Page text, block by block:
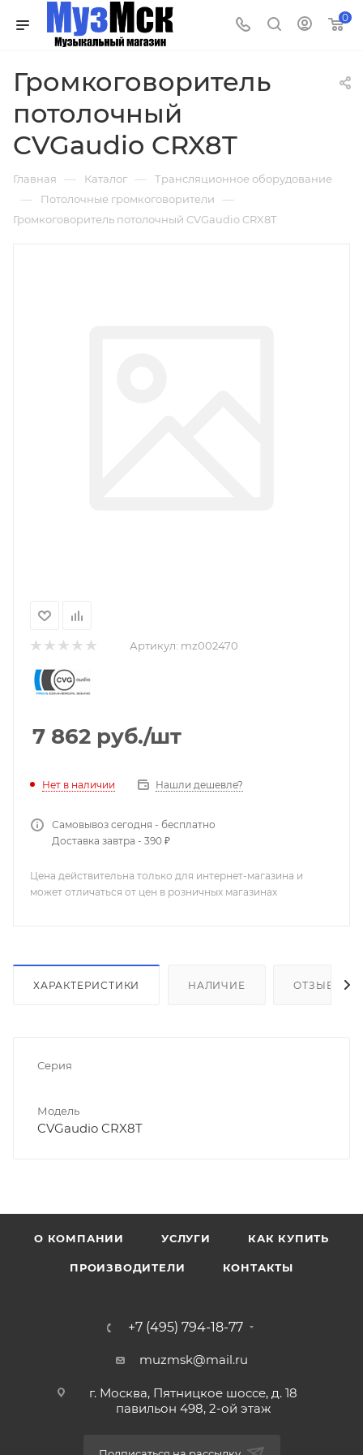
0
Громкоговоритель
потолочный
CVGaudio CRX8T
Главная — Каталог — Трансляционное оборудование
— Потолочные громкоговорители —
Громкоговоритель потолочный CVGaudio CRX8T
Артикул: mz002470
7 862 руб./шт
Нет в наличии Нашли дешевле?
Самовывоз сегодня - бесплатно
Доставка завтра - 390 ₽
Цена действительна только для интернет-магазина и
может отличаться от цен в розничных магазинах
ХАРАКТЕРИСТИКИ НАЛИЧИЕ ОТЗЫВЫ
Серия
Модель
CVGaudio CRX8T
О КОМПАНИИ УСЛУГИ КАК КУПИТЬ
ПРОИЗВОДИТЕЛИ КОНТАКТЫ
+7 (495) 794-18-77
muzmsk@mail.ru
г. Москва, Пятницкое шоссе, д. 18
павильон 498, 2-ой этаж